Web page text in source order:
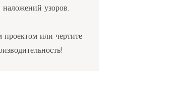
узоров.
проектом или чертите